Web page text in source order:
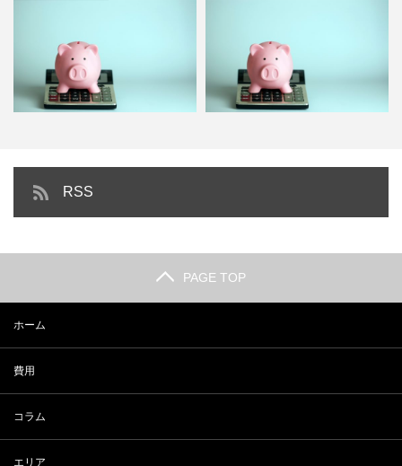
一等地でオフィスを借りたとした
ら…初期＆年間費用はいくら…
RSS
PAGE TOP
ホーム
費用
コラム
エリア